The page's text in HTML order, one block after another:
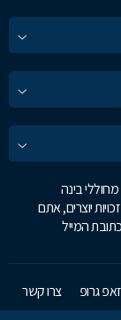
בינה
יוצרים, אתם
המייל
זאפ גרופ
צרו קשר